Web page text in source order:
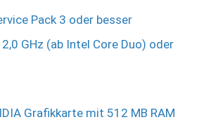
Pack 3 oder besser
GHz (ab Intel Core Duo) oder
Grafikkarte mit 512 MB RAM